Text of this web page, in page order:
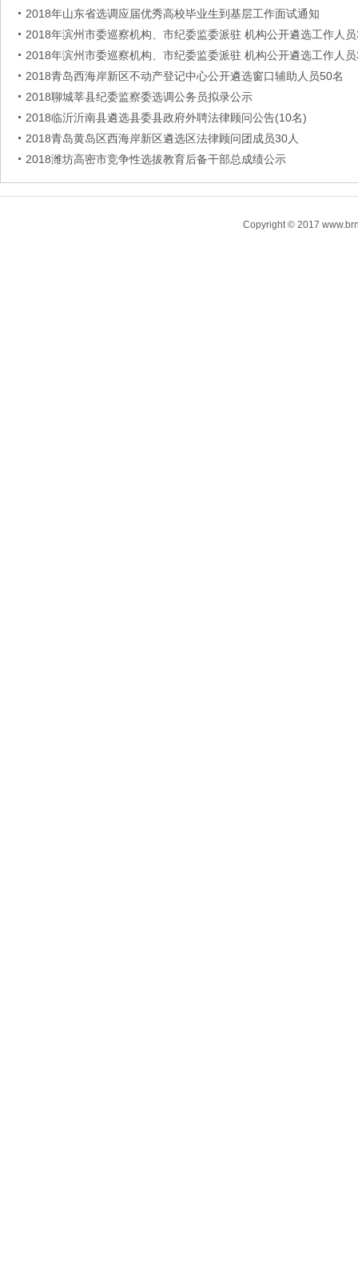
2018年山东省选调应届优秀高校毕业生到基层工作面试通知
2018年滨州市委巡察机构、市纪委监委派驻 机构公开遴选工作人
2018年滨州市委巡察机构、市纪委监委派驻 机构公开遴选工作人
2018青岛西海岸新区不动产登记中心公开遴选窗口辅助人员50名
2018聊城莘县纪委监察委选调公务员拟录公示
2018临沂沂南县遴选县委县政府外聘法律顾问公告(10名)
2018青岛黄岛区西海岸新区遴选区法律顾问团成员30人
2018潍坊高密市竞争性选拔教育后备干部总成绩公示
Copyright © 2017